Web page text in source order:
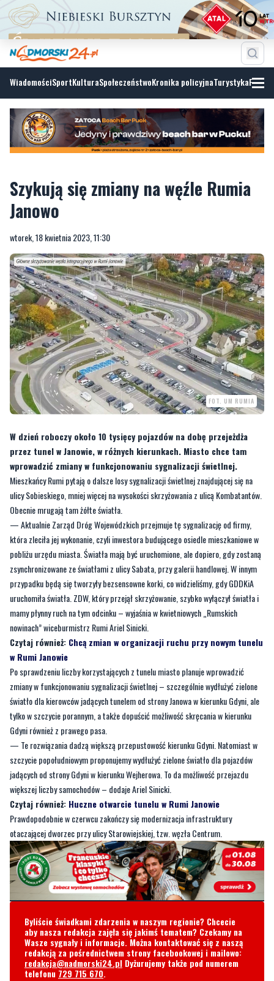
WiadomościSportKulturaSpołeczeństwoKronika policyjnaTurystyka
Szykują się zmiany na węźle Rumia
Janowo
wtorek, 18 kwietnia 2023, 11:30
FOT. UM RUMIA
W dzień roboczy około 10 tysięcy pojazdów na dobę przejeżdża
przez tunel w Janowie, w różnych kierunkach. Miasto chce tam
wprowadzić zmiany w funkcjonowaniu sygnalizacji świetlnej.
Mieszkańcy Rumi pytają o dalsze losy sygnalizacji świetlnej znajdującej się na
ulicy Sobieskiego, mniej więcej na wysokości skrzyżowania z ulicą Kombatantów.
Obecnie mrugają tam żółte światła.
— Aktualnie Zarząd Dróg Wojewódzkich przejmuje tę sygnalizację od firmy,
która zleciła jej wykonanie, czyli inwestora budującego osiedle mieszkaniowe w
pobliżu urzędu miasta. Światła mają być uruchomione, ale dopiero, gdy zostaną
zsynchronizowane ze światłami z ulicy Sabata, przy galerii handlowej. W innym
przypadku będą się tworzyły bezsensowne korki, co widzieliśmy, gdy GDDKiA
uruchomiła światła. ZDW, który przejął skrzyżowanie, szybko wyłączył światła i
mamy płynny ruch na tym odcinku – wyjaśnia w kwietniowych „Rumskich
nowinach” wiceburmistrz Rumi Ariel Sinicki.
Czytaj również: Chcą zmian w organizacji ruchu przy nowym tunelu
w Rumi Janowie
Po sprawdzeniu liczby korzystających z tunelu miasto planuje wprowadzić
zmiany w funkcjonowaniu sygnalizacji świetlnej – szczególnie wydłużyć zielone
światło dla kierowców jadących tunelem od strony Janowa w kierunku Gdyni, ale
tylko w szczycie porannym, a także dopuścić możliwość skręcania w kierunku
Gdyni również z prawego pasa.
— Te rozwiązania dadzą większą przepustowość kierunku Gdyni. Natomiast w
szczycie popołudniowym proponujemy wydłużyć zielone światło dla pojazdów
jadących od strony Gdyni w kierunku Wejherowa. To da możliwość przejazdu
większej liczby samochodów – dodaje Ariel Sinicki.
Czytaj również: Huczne otwarcie tunelu w Rumi Janowie
Prawdopodobnie w czerwcu zakończy się modernizacja infrastruktury
otaczającej dworzec przy ulicy Starowiejskiej, tzw. węzła Centrum.
Byliście świadkami zdarzenia w naszym regionie? Chcecie
aby nasza redakcja zajęła się jakimś tematem? Czekamy na
Wasze sygnały i informacje. Można kontaktować się z naszą
redakcją za pośrednictwem strony facebookowej i mailowo:
redakcja@nadmorski24.pl Dyżurujemy także pod numerem
telefonu 729 715 670.